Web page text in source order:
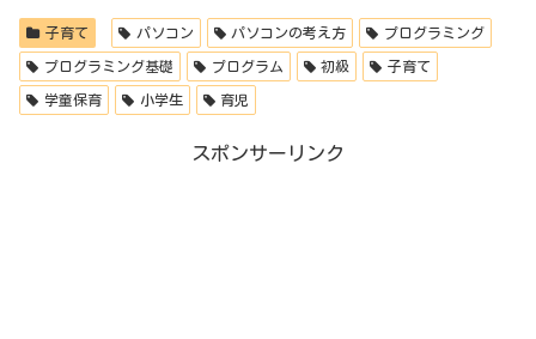
子育て パソコン パソコンの考え方 プログラミング
プログラミング基礎 プログラム 初級 子育て
学童保育 小学生 育児
スポンサーリンク